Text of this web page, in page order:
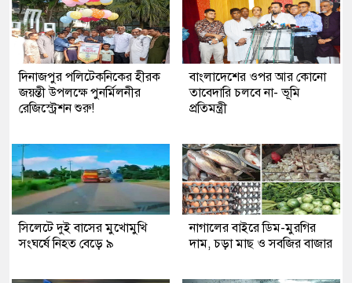
দিনাজপুর পলিটেকনিকের হীরক
জয়ন্তী উপলক্ষে পুনর্মিলনীর
রেজিস্ট্রেশন শুরু!
বাংলাদেশের ওপর আর কোনো
তাবেদারি চলবে না- ভূমি
প্রতিমন্ত্রী
সিলেটে দুই বাসের মুখোমুখি
সংঘর্ষে নিহত বেড়ে ৯
নাগালের বাইরে ডিম-মুরগির
দাম, চড়া মাছ ও সবজির বাজার